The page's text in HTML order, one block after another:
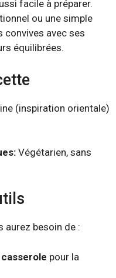
facile à préparer.
ou une simple
convives avec ses
équilibrées.
(inspiration orientale)
Végétarien, sans
aurez besoin de :
pour la